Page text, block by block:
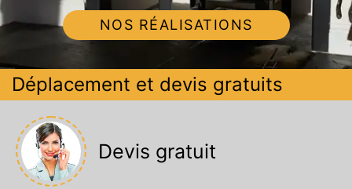
NOS RÉALISATIONS
Déplacement et devis gratuits
Devis gratuit